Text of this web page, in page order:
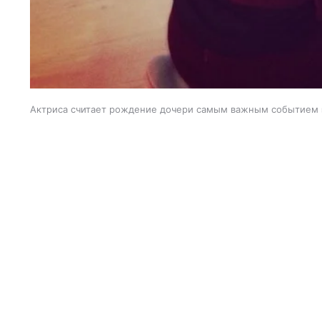
Актриса считает рождение дочери самым важным событием